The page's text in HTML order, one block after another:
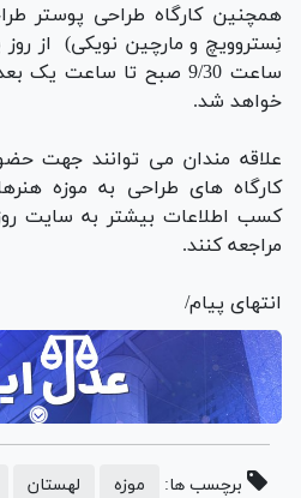
همچنین کارگاه طراحی پوستر
خواهد شد.
علاقه مندان می توانند جهت
کارگاه های طراحی به موزه
مراجعه کنند.
انتهای پیام/
برچسب ها: موزه لهستان